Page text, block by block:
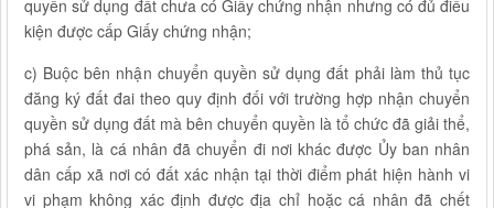
quyền sử dụng đất chưa có Giấy chứng nhận nhưng có đủ điều
kiện được cấp Giấy chứng nhận;
c) Buộc bên nhận chuyển quyền sử dụng đất phải làm thủ tục
đăng ký đất đai theo quy định đối với trường hợp nhận chuyển
quyền sử dụng đất mà bên chuyển quyền là tổ chức đã giải thể,
phá sản, là cá nhân đã chuyển đi nơi khác được Ủy ban nhân
dân cấp xã nơi có đất xác nhận tại thời điểm phát hiện hành vi
vi phạm không xác định được địa chỉ hoặc cá nhân đã chết